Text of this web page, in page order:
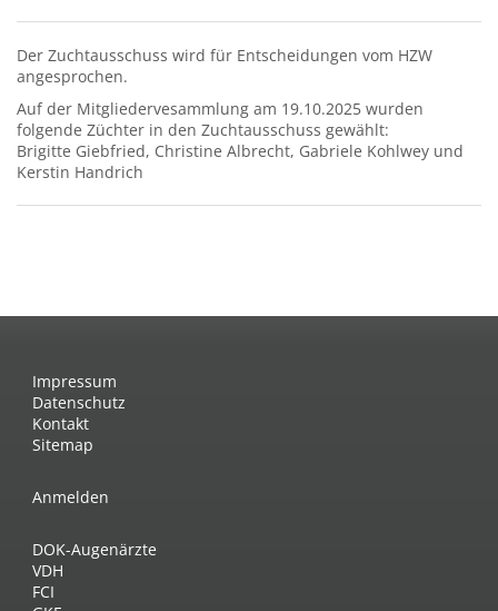
Der Zuchtausschuss wird für Entscheidungen vom HZW
angesprochen.
Auf der Mitgliedervesammlung am 19.10.2025 wurden
folgende Züchter in den Zuchtausschuss gewählt:
Brigitte Giebfried, Christine Albrecht, Gabriele Kohlwey und
Kerstin Handrich
Impressum
Datenschutz
Kontakt
Sitemap
Anmelden
DOK-Augenärzte
VDH
FCI